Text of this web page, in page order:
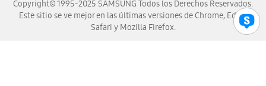
Copyright© 1995-2025 SAMSUNG Todos los Derechos Reservados.
Este sitio se ve mejor en las últimas versiones de Chrome, Edge,
Safari y Mozilla Firefox.